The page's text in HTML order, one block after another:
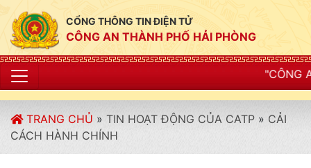
CỔNG THÔNG TIN ĐIỆN TỬ
CÔNG AN THÀNH PHỐ HẢI PHÒNG
"CÔNG AN THÀNH PHỐ
TRANG CHỦ » TIN HOẠT ĐỘNG CỦA CATP » CẢI
CÁCH HÀNH CHÍNH